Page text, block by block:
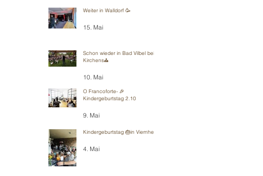
Weiter in Walldorf 🥳
15. Mai
Schon wieder in Bad Vilbel bei
Kirchens⛪️
10. Mai
O Francoforte- 🎉
Kindergeburtstag 2.10
9. Mai
Kindergeburtstag 🎂in Viernheim
4. Mai